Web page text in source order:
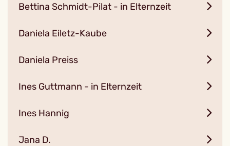
Bettina Schmidt-Pilat - in Elternzeit
Daniela Eiletz-Kaube
Daniela Preiss
Ines Guttmann - in Elternzeit
Ines Hannig
Jana D.